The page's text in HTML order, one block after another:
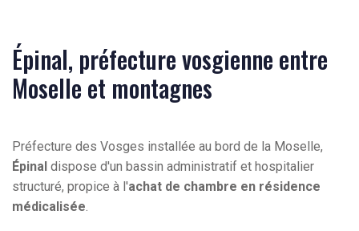
Épinal, préfecture vosgienne entre
Moselle et montagnes
Préfecture des Vosges installée au bord de la Moselle,
Épinal dispose d'un bassin administratif et hospitalier
structuré, propice à l'achat de chambre en résidence
médicalisée